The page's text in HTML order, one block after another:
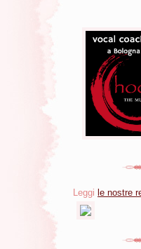
Leggi le nostre